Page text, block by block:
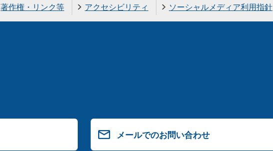
著作権・リンク等 アクセシビリティ ソーシャルメディア利用指針
メールでのお問い合わせ